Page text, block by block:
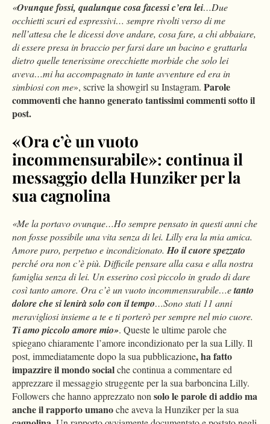
«Ovunque fossi, qualunque cosa facessi c’era lei…Due
occhietti scuri ed espressivi… sempre rivolti verso di me
nell’attesa che le dicessi dove andare, cosa fare, a chi abbaiare,
di essere presa in braccio per farsi dare un bacino e grattarla
dietro quelle tenerissime orecchiette morbide che solo lei
aveva…mi ha accompagnato in tante avventure ed era in
simbiosi con me», scrive la showgirl su Instagram. Parole
commoventi che hanno generato tantissimi commenti sotto il
post.
«Ora c’è un vuoto
incommensurabile»: continua il
messaggio della Hunziker per la
sua cagnolina
«Me la portavo ovunque…Ho sempre pensato in questi anni che
non fosse possibile una vita senza di lei. Lilly era la mia amica.
Amore puro, perpetuo e incondizionato.Ho il cuore spezzato
perché ora non c’è più. Difficile pensare alla casa e alla nostra
famiglia senza di lei. Un esserino così piccolo in grado di dare
così tanto amore. Ora c’è un vuoto incommensurabile…etanto
dolore che si lenirà solo con il tempo…Sono stati 11 anni
meravigliosi insieme a te e ti porterò per sempre nel mio cuore.
Ti amo piccolo amore mio». Queste le ultime parole che
spiegano chiaramente l’amore incondizionato per la sua Lilly. Il
post, immediatamente dopo la sua pubblicazione, ha fatto
impazzire il mondo socialche continua a commentare ed
apprezzare il messaggio struggente per la sua barboncina Lilly.
Followers che hanno apprezzato nonsolo le parole di addio ma
anche il rapporto umanoche aveva la Hunziker per la sua